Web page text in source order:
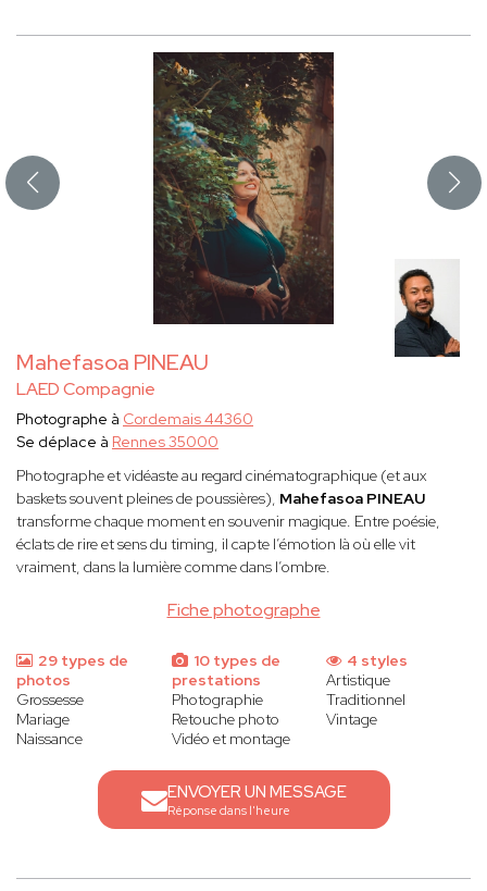
Mahefasoa PINEAU
LAED Compagnie
Fiche photographe
Photographe à Cordemais 44360
Se déplace à Rennes 35000
Photographe et vidéaste au regard cinématographique (et aux
baskets souvent pleines de poussières), Mahefasoa PINEAU
transforme chaque moment en souvenir magique. Entre poésie,
éclats de rire et sens du timing, il capte l’émotion là où elle vit
vraiment, dans la lumière comme dans l’ombre.
29 types de
photos
Grossesse
Mariage
Naissance
10 types de
prestations
Photographie
Retouche photo
Vidéo et montage
4 styles
Artistique
Traditionnel
Vintage
ENVOYER UN MESSAGE
Réponse dans l'heure